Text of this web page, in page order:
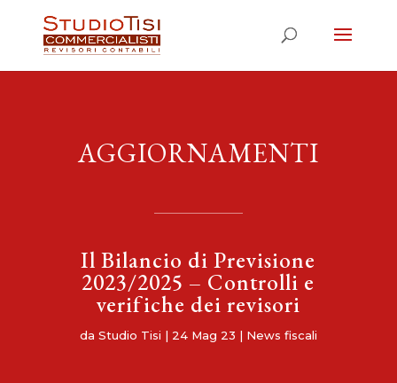
AGGIORNAMENTI
Il Bilancio di Previsione
2023/2025 – Controlli e
verifiche dei revisori
da Studio Tisi | 24 Mag 23 | News fiscali